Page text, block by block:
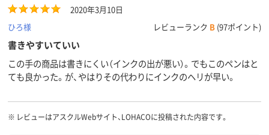
2020年3月10日
ひろ様
レビューランク B (97ポイント)
書きやすいていい
この手の商品は書きにくい（インクの出が悪い）。でもこのペンはと
ても良かった。が、やはりその代わりにインクのヘリが早い。
※ レビューはアスクルWebサイト、LOHACOに投稿された内容です。